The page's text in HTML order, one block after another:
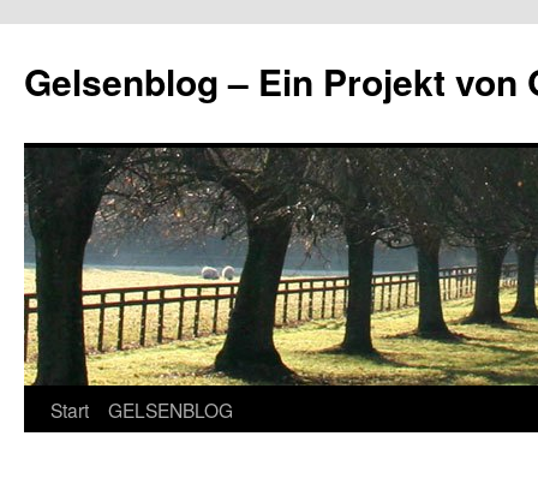
springen
Gelsenblog – Ein Projekt von
Start GELSENBLOG